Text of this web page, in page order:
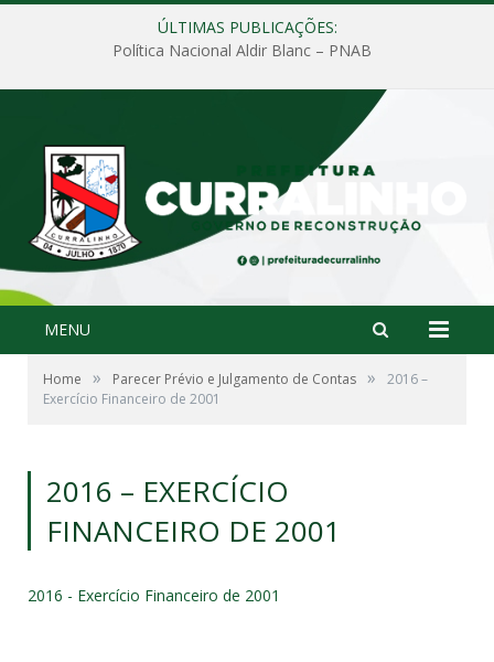
ÚLTIMAS PUBLICAÇÕES:
Política Nacional Aldir Blanc – PNAB
MENU
Home » Parecer Prévio e Julgamento de Contas »
2016 –
Exercício Financeiro de 2001
2016 – EXERCÍCIO
FINANCEIRO DE 2001
2016 - Exercício Financeiro de 2001